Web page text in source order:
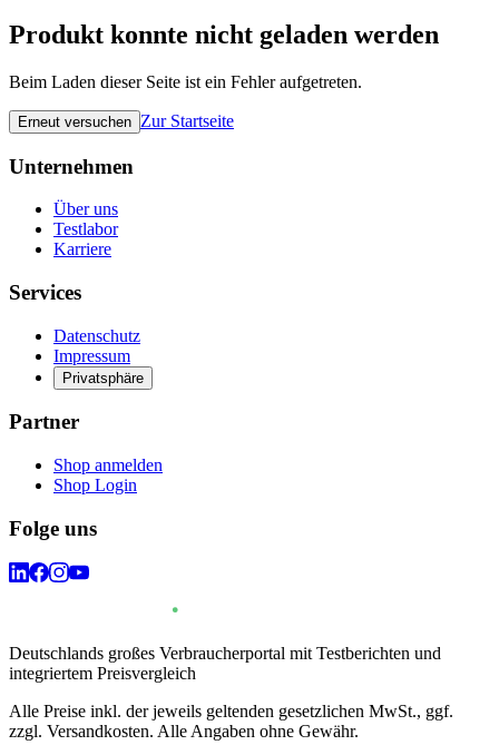
Produkt konnte nicht geladen werden
Beim Laden dieser Seite ist ein Fehler aufgetreten.
Erneut versuchen Zur Startseite
Unternehmen
Über uns
Testlabor
Karriere
Services
Datenschutz
Impressum
Privatsphäre
Partner
Shop anmelden
Shop Login
Folge uns
Deutschlands großes Verbraucherportal mit Testberichten und
integriertem Preisvergleich
Alle Preise inkl. der jeweils geltenden gesetzlichen MwSt., ggf.
zzgl. Versandkosten. Alle Angaben ohne Gewähr.